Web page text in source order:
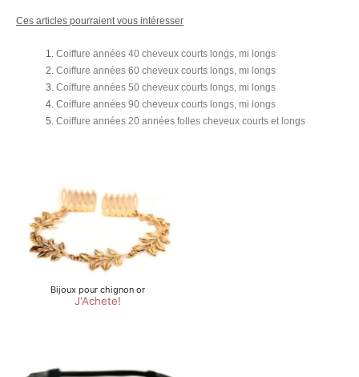
Ces articles pourraient vous intéresser
Coiffure années 40 cheveux courts longs, mi longs
Coiffure années 60 cheveux courts longs, mi longs
Coiffure années 50 cheveux courts longs, mi longs
Coiffure années 90 cheveux courts longs, mi longs
Coiffure années 20 années folles cheveux courts et longs